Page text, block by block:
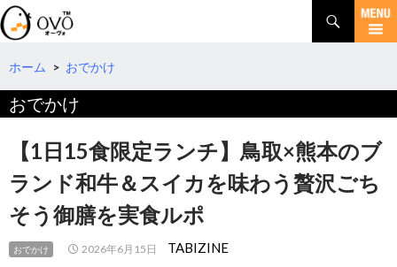
検
索
コ
テ
ツ
へ
ホーム > おでかけ
おでかけ
【1日15食限定ランチ】鳥取×熊本のブ
ランド和牛＆スイカを味わう贅沢ごち
そう御膳を実食ルポ
おでかけ 2026年6月15日 TABIZINE